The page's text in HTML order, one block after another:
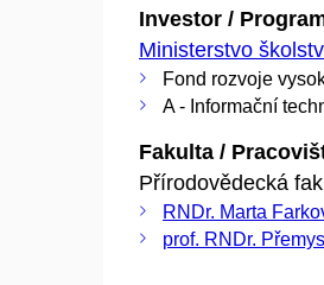
Investor /
Ministerstvo
Fond rozvoje
A - Informační
Fakulta /
Přírodovědecká
RNDr. Marta
prof. RNDr.